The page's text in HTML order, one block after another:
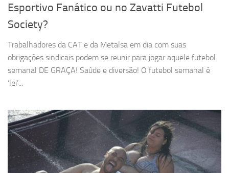
Esportivo Fanático ou no Zavatti Futebol
Society?
Trabalhadores da CAT e da Metalsa em dia com suas
obrigações sindicais podem se reunir para jogar aquele futebol
semanal DE GRAÇA! Saúde e diversão! O futebol semanal é
‘lei’...